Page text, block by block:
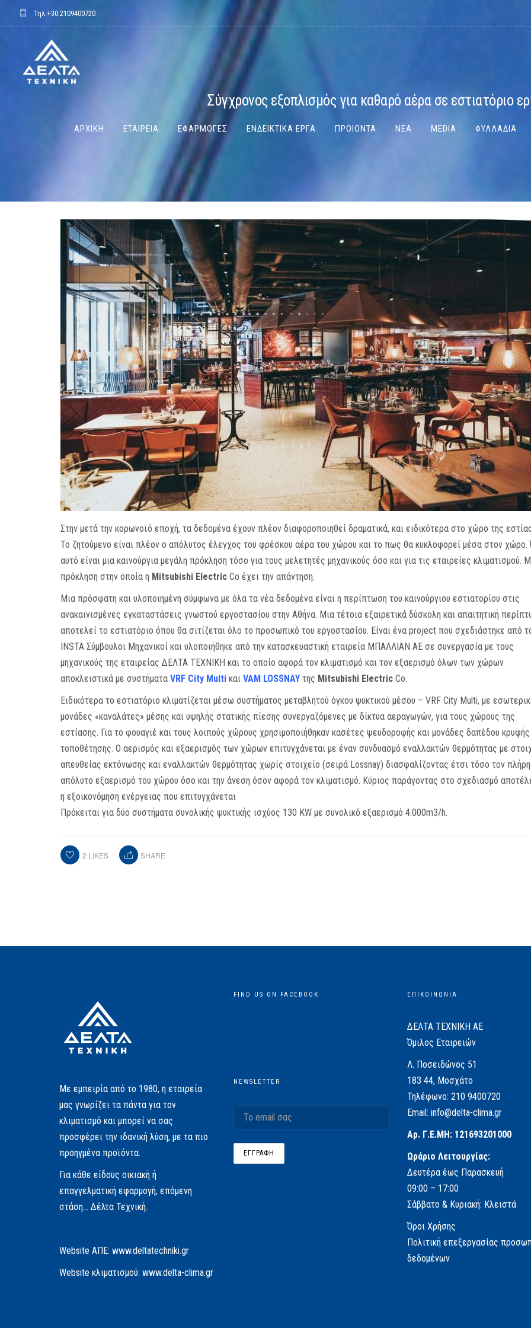
Τηλ.+30.2109400720
ΑΡΧΙΚΗ ΕΤΑΙΡΕΙΑ ΕΦΑΡΜΟΓΕΣ ΕΝΔΕΙΚΤΙΚΑ ΕΡΓΑ ΠΡΟΙΟΝΤΑ ΝΕΑ MEDIA ΦΥΛΛΑΔΙΑ
Σύγχρονος εξοπλισμός για καθαρό αέρα σε εστιατόριο
Στην μετά την κορωνοϊό εποχή, τα δεδομένα έχουν πλέον διαφοροποιηθεί δραματικά, και ειδικότερα στο χώρο της
Το ζητούμενο είναι πλέον ο απόλυτος έλεγχος του φρέσκου αέρα του χώρου και το πως θα κυκλοφορεί μέσα στον χώρο.
αυτό είναι μια καινούργια μεγάλη πρόκληση τόσο για τους μελετητές μηχανικούς όσο και για τις εταιρείες κλιματισμού.
πρόκληση στην οποία η Mitsubishi Electric Cο έχει την απάντηση.
Μια πρόσφατη και υλοποιημένη σύμφωνα με όλα τα νέα δεδομένα είναι η περίπτωση του καινούργιου εστιατορίου στις
ανακαινισμένες εγκαταστάσεις γνωστού εργοστασίου στην Αθήνα. Μια τέτοια εξαιρετικά δύσκολη και απαιτητική
αποτελεί το εστιατόριο όπου θα σιτίζεται όλο το προσωπικό του εργοστασίου. Είναι ένα project που σχεδιάστηκε από
INSTA Σύμβουλοι Μηχανικοί και υλοποιήθηκε από την κατασκευαστική εταιρεία ΜΠΑΛΛΙΑΝ ΑΕ σε συνεργασία με τους
μηχανικούς της εταιρείας ΔΕΛΤΑ ΤΕΧΝΙΚΗ και το οποίο αφορά τον κλιματισμό και τον εξαερισμό όλων των χώρων
αποκλειστικά με συστήματα VRF City Multi και VAM LOSSNAY της Mitsubishi Electric Co.
Ειδικότερα το εστιατόριο κλιματίζεται μέσω συστήματος μεταβλητού όγκου ψυκτικού μέσου – VRF City Multi, με
μονάδες «καναλάτες» μέσης και υψηλής στατικής πίεσης συνεργαζόμενες με δίκτυα αεραγωγών, για τους χώρους της
εστίασης. Για το φουαγιέ και τους λοιπούς χώρους χρησιμοποιήθηκαν κασέτες ψευδοροφής και μονάδες δαπέδου κρυφής
τοποθέτησης. Ο αερισμός και εξαερισμός των χώρων επιτυγχάνεται με έναν συνδυασμό εναλλακτών θερμότητας με
απευθείας εκτόνωσης και εναλλακτών θερμότητας χωρίς στοιχείο (σειρά Lossnay) διασφαλίζοντας έτσι τόσο τον πλήρη
απόλυτο εξαερισμό του χώρου όσο και την άνεση όσον αφορά τον κλιματισμό. Κύριος παράγοντας στο σχεδιασμό
η εξοικονόμηση ενέργειας που επιτυγχάνεται
Πρόκειται για δύο συστήματα συνολικής ψυκτικής ισχύος 130 KW με συνολικό εξαερισμό 4.000m3/h.
2 LIKES SHARE
Με εμπειρία από το 1980, η εταιρεία
μας γνωρίζει τα πάντα για τον
κλιματισμό και μπορεί να σας
προσφέρει την ιδανική λύση, με τα πιο
προηγμένα προϊόντα.
Για κάθε είδους οικιακή ή
επαγγελματική εφαρμογή, επόμενη
στάση… Δέλτα Τεχνική.
Website AΠΕ: www.deltatechniki.gr
Website κλιματισμού: www.delta-clima.gr
FIND US ON FACEBOOK
NEWSLETTER
ΕΠΙΚΟΙΝΩΝΙΑ
ΔΕΛΤΑ ΤΕΧΝΙΚΗ ΑΕ
Όμιλος Εταιρειών
Λ. Ποσειδώνος 51
183 44, Μοσχάτο
Τηλέφωνο: 210 9400720
Email: info@delta-clima.gr
Αρ. Γ.Ε.ΜΗ: 121693201000
Ωράριο Λειτουργίας:
Δευτέρα έως Παρασκευή
09:00 – 17:00
Σάββατο & Κυριακή: Κλειστά
Όροι Χρήσης
Πολιτική επεξεργασίας
δεδομένων